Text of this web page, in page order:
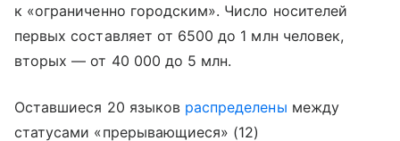
к «ограниченно городским». Число носителей
первых составляет от 6500 до 1 млн человек,
вторых — от 40 000 до 5 млн.
Оставшиеся 20 языков распределены между
статусами «прерывающиеся» (12)